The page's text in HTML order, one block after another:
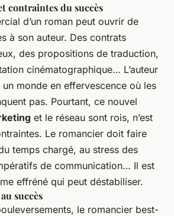
contraintes du succès
d’un roman peut ouvrir de
à son auteur. Des contrats
des propositions de traduction,
cinématographique… L’auteur
monde en effervescence où les
pas. Pourtant, ce nouvel
et le réseau sont rois, n’est
Le romancier doit faire
temps chargé, au stress des
de communication… Il est
effréné qui peut déstabiliser.
succès
le romancier best-